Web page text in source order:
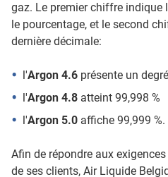
gaz. Le premier chiffre indique
le pourcentage, et le second
dernière décimale:
l'Argon 4.6 présente un
l'Argon 4.8 atteint 99,998 %
l'Argon 5.0 affiche 99,999 %.
Afin de répondre aux
de ses clients, Air Liquide